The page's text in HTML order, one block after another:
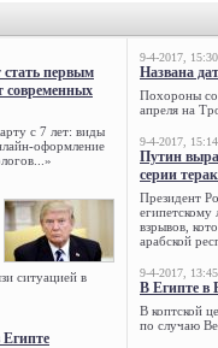
стать первым
современных
с 7 лет: виды
оформление
ситуацией в
Египте
9-4-2017, 15:30
Названа
Похороны
апреля на
9-4-2017, 15:14
Путин
серии
Президент
египетскому
взрывов,
арабской
9-4-2017, 13:45
В Египте в
В коптской
по случаю